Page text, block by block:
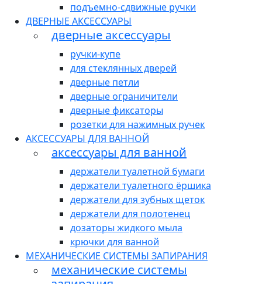
подъемно-сдвижные ручки
ДВЕРНЫЕ АКСЕССУАРЫ
дверные аксессуары
ручки-купе
для стеклянных дверей
дверные петли
дверные ограничители
дверные фиксаторы
розетки для нажимных ручек
АКСЕССУАРЫ ДЛЯ ВАННОЙ
аксессуары для ванной
держатели туалетной бумаги
держатели туалетного ёршика
держатели для зубных щеток
держатели для полотенец
дозаторы жидкого мыла
крючки для ванной
МЕХАНИЧЕСКИЕ СИСТЕМЫ ЗАПИРАНИЯ
механические системы